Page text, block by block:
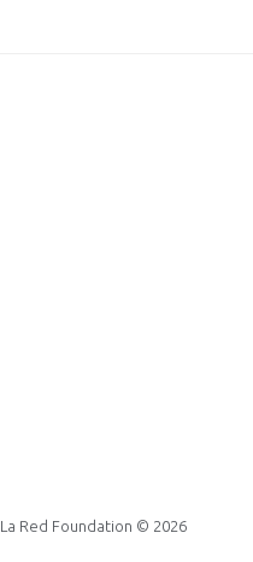
La Red Foundation © 2026